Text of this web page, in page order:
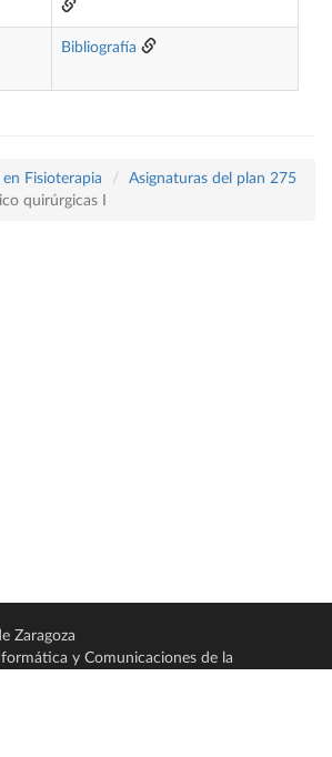
Bibliografía
Fisioterapia
Asignaturas del plan 275
quirúrgicas I
Zaragoza
y Comunicaciones de la